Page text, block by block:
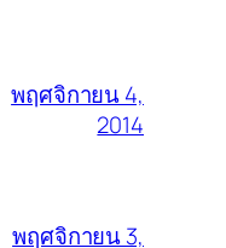
พฤศจิกายน 4,
2014
พฤศจิกายน 3,